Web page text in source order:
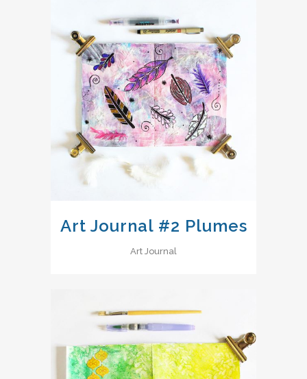
Art Journal #2 Plumes
Art Journal